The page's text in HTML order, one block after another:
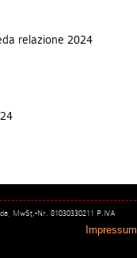
relazione 2024
MwSt.-Nr. 81030330211 P.IVA
Impressum